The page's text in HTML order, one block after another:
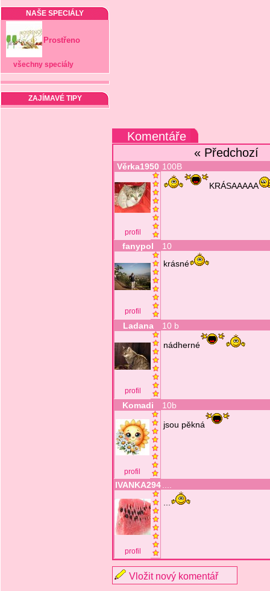
NAŠE SPECIÁLY
Prostřeno
všechny speciály
ZAJÍMAVÉ TIPY
Komentáře
« Předchozí
Věrka1950 100B
profil
KRÁSAAAAA
fanypol 10
profil
krásné
Ladana 10 b
profil
nádherné
Komadi 10b
profil
jsou pěkná
IVANKA294
profil
Vložit nový komentář